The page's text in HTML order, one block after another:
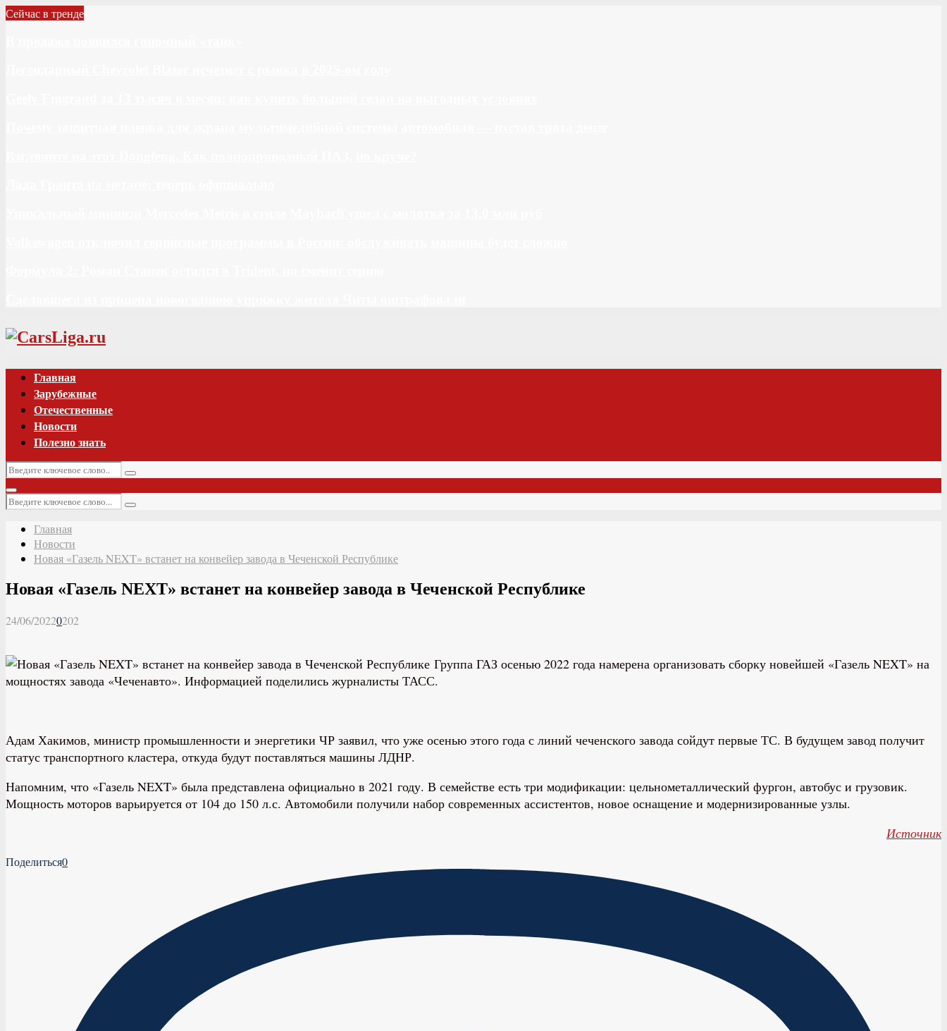
Сейчас в тренде
Vk
Главная
Зарубежные
Отечественные
Новости
Полезно знать
Искать:
Поиск
Основное
меню
Искать:
Поиск
Главная
Новости
Новая «Газель NEXT» встанет на конвейер завода в Чеченской Республике
Новая «Газель NEXT» встанет на конвейер завода в Чеченской Республике
24/06/20220202
Группа ГАЗ осенью 2022 года намерена организовать сборку новейшей «Газель NEXT» на
мощностях завода «Чеченавто». Информацией поделились журналисты ТАСС.
Адам Хакимов, министр промышленности и энергетики ЧР заявил, что уже осенью этого года с линий чеченского завода сойдут первые ТС. В будущем завод получит
статус транспортного кластера, откуда будут поставляться машины ЛДНР.
Напомним, что «Газель NEXT» была представлена официально в 2021 году. В семействе есть три модификации: цельнометаллический фургон, автобус и грузовик.
Мощность моторов варьируется от 104 до 150 л.с. Автомобили получили набор современных ассистентов, новое оснащение и модернизированные узлы.
Источник
Поделиться0